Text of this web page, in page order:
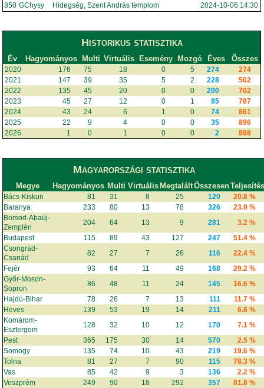
850 GChysy Hidegség, Szent András templom 2024-10-06 14:30
Historikus statisztika
Év Hagyományos Multi Virtuális Esemény Mozgó Éves Összes
2020 176 75 18 0 5 274
274
2021
147 39 35 5 2 228
502
2022
135 45 20 0 0 200
702
2023
45 27 12 0 1 85
787
2024
43 24 6 1 0 74
861
2025
22 9 4 0 0 35
896
2026
1 0 1 0 0 2 898
Magyarországi statisztika
Megye Hagyományos Multi Virtuális MegtaláltÖsszesen
Bács-Kiskun 81 31 8 25 120
20.8 %
Baranya
233 80 13 78 326
23.9 %
Borsod-Abaúj-
Zemplén
204 64 13 9 281
3.2 %
Budapest
115 89 43 127 247
51.4 %
Csongrád-
Csanád
82 27 7 26 116
22.4 %
Fejér
93 64 11 49 168
29.2 %
Győr-Moson-
Sopron
86 48 11 24 145
16.6 %
Hajdú-Bihar
78 26 7 13 111
11.7 %
Heves
139 53 19 14 211
6.6 %
Komárom-
Esztergom
128 32 10 12 170
7.1 %
Pest
365 175 30 14 570
2.5 %
Somogy
135 74 10 43 219
19.6 %
Tolna
81 27 7 90 115
78.3 %
Vas
85 42 9 3 136
2.2 %
Veszprém
249 90 18 292 357
81.8 %